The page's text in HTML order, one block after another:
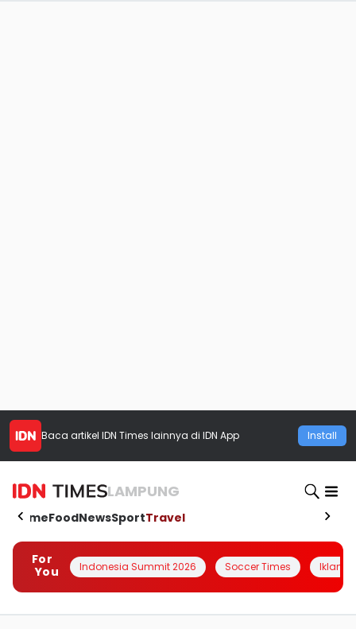
Baca artikel IDN Times lainnya di IDN App Install
LAMPUNG
HomeFoodNewsSportTravel
For
You
Indonesia Summit 2026 Soccer Times Iklanin